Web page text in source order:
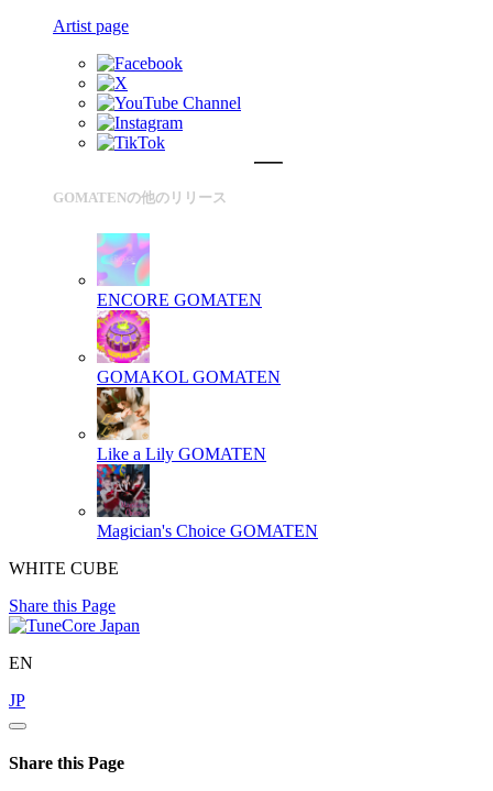
Artist page
GOMATENの他のリリース
ENCORE GOMATEN
GOMAKOL GOMATEN
Like a Lily GOMATEN
Magician's Choice GOMATEN
WHITE CUBE
Share this Page
EN
JP
Share this Page